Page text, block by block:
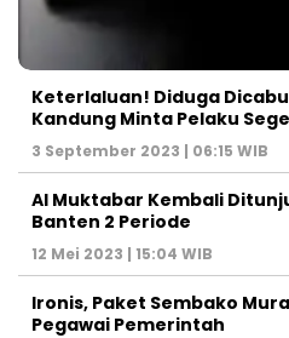
Keterlaluan! Diduga
Kandung Minta Pelaku
3 September 2023 | 06:15 WIB
Al Muktabar Kembali
Banten 2 Periode
12 Mei 2023 | 15:04 WIB
Ironis, Paket Sembako
Pegawai Pemerintah